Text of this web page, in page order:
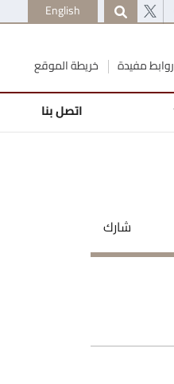
English
روابط مفيدة خريطة الموقع
اتصل بنا
شارك